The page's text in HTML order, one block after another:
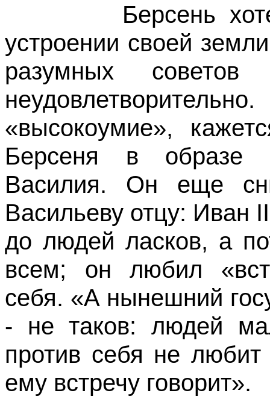
Берсень хотел
устроении своей
разумных
«высокоумие»,
Берсеня в образе
Василия. Он еще
Васильеву отцу: Иван
до людей ласков, а
всем; он любил
себя. «А нынешний
- не таков: людей
против себя не любит
ему встречу говорит».